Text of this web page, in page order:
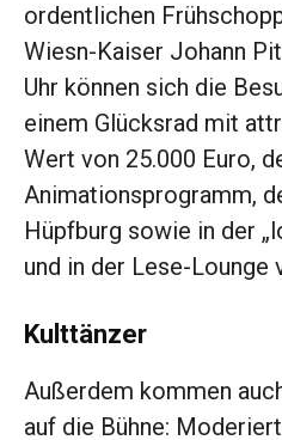
ordentlichen
Wiesn-Kaiser Johann
Uhr können sich die
einem Glücksrad mit
Wert von 25.000 Euro,
Animationsprogramm,
Hüpfburg sowie in der
und in der Lese-Lounge
Kulttänzer
Außerdem kommen
­auf die Bühne: